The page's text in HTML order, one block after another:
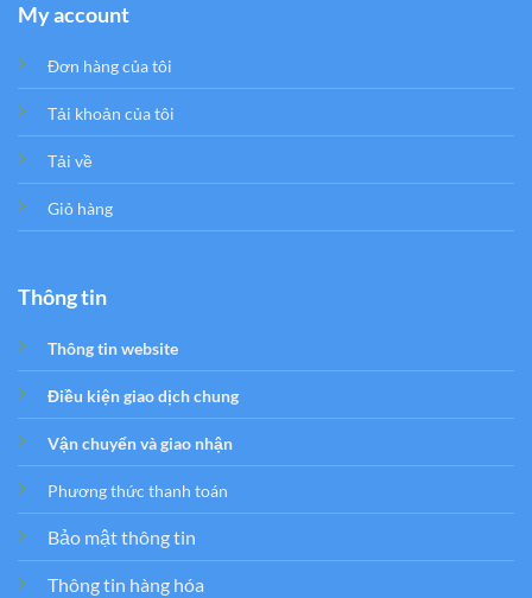
My account
Đơn hàng của tôi
Tải khoản của tôi
Tải về
Giỏ hàng
Thông tin
Thông tin website
Điều kiện giao dịch chung
Vận chuyển và giao nhận
Phương thức thanh toán
Bảo mật thông tin
Thông tin hàng hóa